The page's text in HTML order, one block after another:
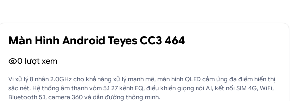
Màn Hình Android Teyes CC3 464
0 lượt xem
Vi xử lý 8 nhân 2.0GHz cho khả năng xử lý mạnh mẽ, màn hình QLED cảm ứng đa điểm hiển thị
sắc nét. Hệ thống âm thanh vòm 5.1 27 kênh EQ, điều khiển giọng nói AI, kết nối SIM 4G, WiFi,
Bluetooth 5.1, camera 360 và dẫn đường thông minh.